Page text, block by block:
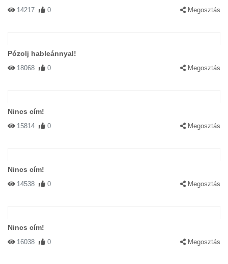
14217 0 Megosztás
Pózolj hableánnyal!
18068 0 Megosztás
Nincs cím!
15814 0 Megosztás
Nincs cím!
14538 0 Megosztás
Nincs cím!
16038 0 Megosztás